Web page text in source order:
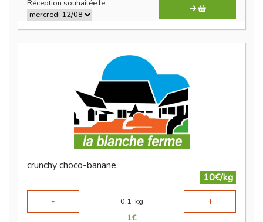
Réception souhaitée le
crunchy choco-banane
10€/kg
-
0.1 kg +
1€